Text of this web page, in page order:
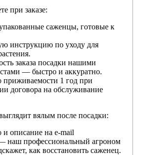
при заказе:
саженцы, готовые к
инструкцию по уходу для
заказа посадки нашими
— быстро и аккуратно.
приживаемости 1 год при
договора на обслуживание
вялым после посадки:
и описание на e-mail
наш профессиональный агроном
как восстановить саженец.